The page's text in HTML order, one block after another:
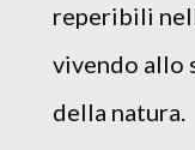
reperibili
vivendo allo
della natura.